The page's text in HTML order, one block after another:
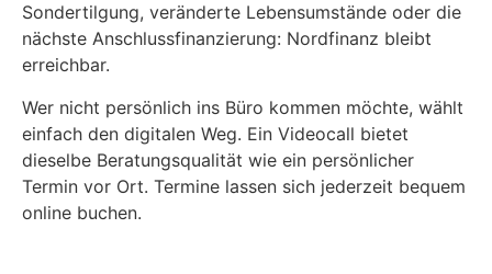
Sondertilgung, veränderte Lebensumstände oder die
nächste Anschlussfinanzierung: Nordfinanz bleibt
erreichbar.
Wer nicht persönlich ins Büro kommen möchte, wählt
einfach den digitalen Weg. Ein Videocall bietet
dieselbe Beratungsqualität wie ein persönlicher
Termin vor Ort. Termine lassen sich jederzeit bequem
online buchen.